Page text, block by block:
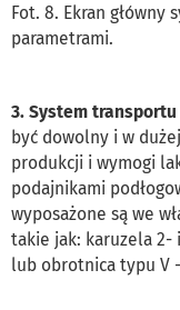
Fot. 8. Ekran główny
parametrami.
3. System transportu
być dowolny i w
produkcji i wymogi
podajnikami
wyposażone są we
takie jak: karuzela 2-
lub obrotnica typu V